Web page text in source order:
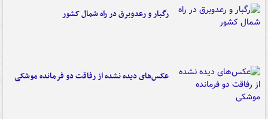
رگبار و رعدوبرق در راه شمال کشور
عکس‌های دیده نشده از رفاقت دو فرمانده‌ موشکی